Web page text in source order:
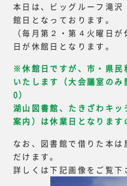
本日は、ビッグルーフ滝
館日となっております。
（毎月第２・第４火曜日
日が休館日となります。
※休館日ですが、市・県民
いたします（大会議室の
0）
湖山図書館、たきざわキ
案内）は休業日となります
なお、図書館で借りた本
だけます。
詳しくは下記画像をご覧下